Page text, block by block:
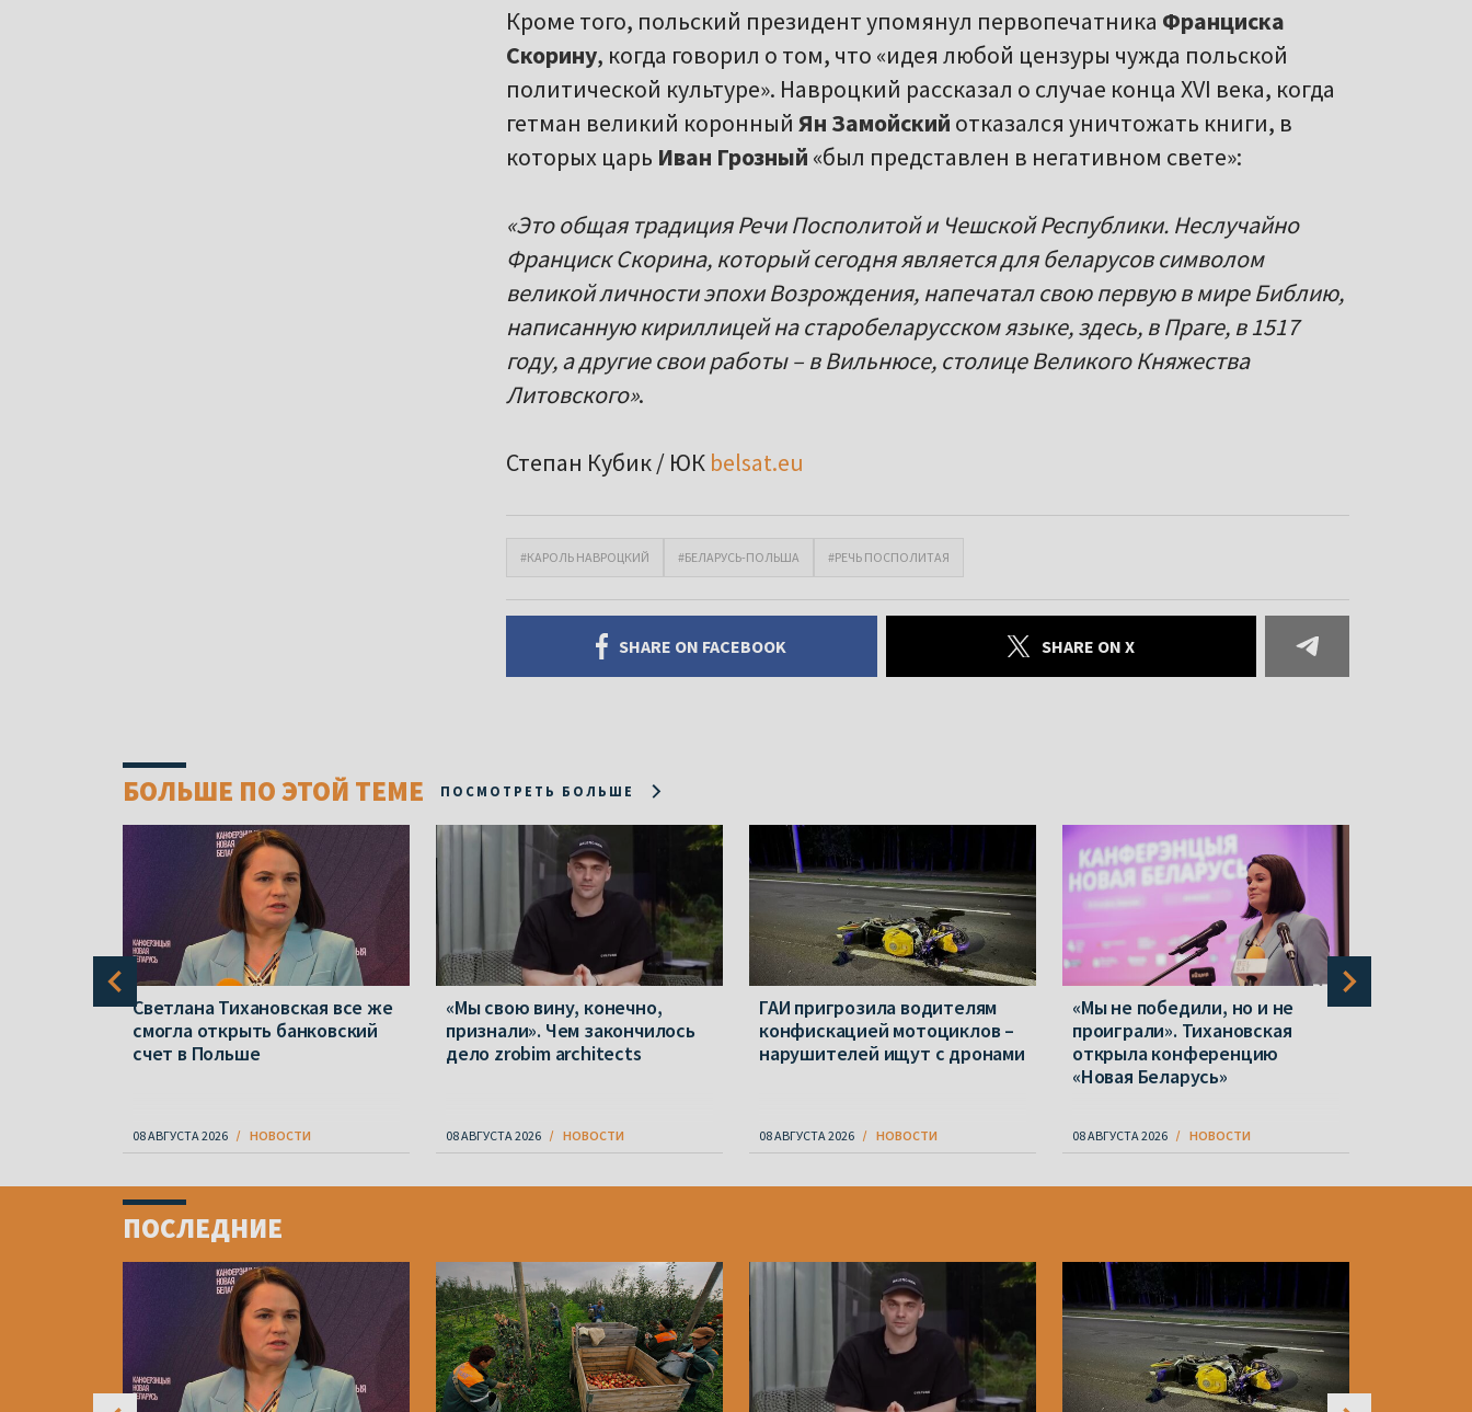
Кроме того, польский президент упомянул первопечатника Франциска
Скорину, когда говорил о том, что «идея любой цензуры чужда польской
политической культуре». Навроцкий рассказал о случае конца XVI века, когда
гетман великий коронный Ян Замойский отказался уничтожать книги, в
которых царь Иван Грозный «был представлен в негативном свете»:
«Это общая традиция Речи Посполитой и Чешской Республики. Неслучайно
Франциск Скорина, который сегодня является для беларусов символом
великой личности эпохи Возрождения, напечатал свою первую в мире Библию,
написанную кириллицей на старобеларусском языке, здесь, в Праге, в 1517
году, а другие свои работы – в Вильнюсе, столице Великого Княжества
Литовского».
Степан Кубик / ЮК belsat.eu
#КАРОЛЬ НАВРОЦКИЙ #БЕЛАРУСЬ-ПОЛЬША #РЕЧЬ ПОСПОЛИТАЯ
SHARE ON FACEBOOK SHARE ON X
БОЛЬШЕ ПО ЭТОЙ ТЕМЕ ПОСМОТРЕТЬ БОЛЬШЕ
Светлана Тихановская все же
смогла открыть банковский
счет в Польше
08 АВГУСТА 2026 НОВОСТИ
«Мы свою вину, конечно,
признали». Чем закончилось
дело zrobim architects
08 АВГУСТА 2026 НОВОСТИ
ГАИ пригрозила водителям
конфискацией мотоциклов –
нарушителей ищут с дронами
08 АВГУСТА 2026 НОВОСТИ
«Мы не победили, но и не
проиграли». Тихановская
открыла конференцию
«Новая Беларусь»
08 АВГУСТА 2026 НОВОСТИ
ПОСЛЕДНИЕ